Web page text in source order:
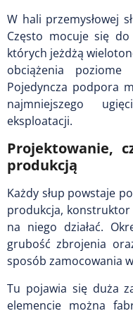
W hali przemysłowej
Często mocuje się
których jeżdżą
obciążenia
Pojedyncza podpora
najmniejszego
eksploatacji.
Projektowanie,
produkcją
Każdy słup powstaje
produkcja, konstruktor
na niego działać.
grubość zbrojenia
sposób zamocowania
Tu pojawia się duża
elemencie można